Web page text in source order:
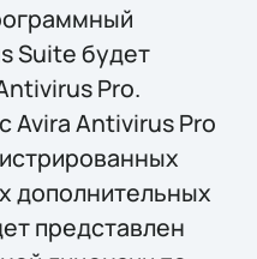
Suite будет
Pro.
Avira Antivirus Pro
дополнительных
представлен